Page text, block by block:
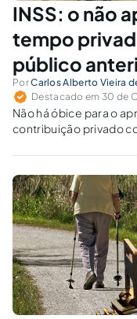
INSS: o não
tempo
público
PorCarlos Alberto Vieira
Destacado em 30 de
Não há óbice para o
contribuição privado
ao RGPS.